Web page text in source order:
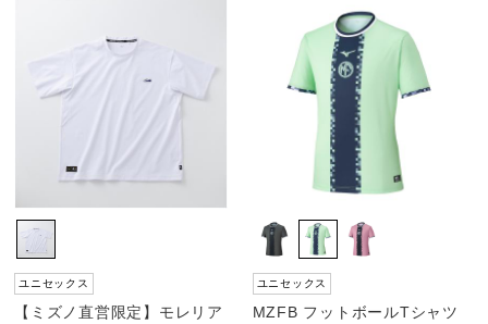
ユニセックス
【ミズノ直営限定】モレリア
ユニセックス
MZFB フットボールTシャツ